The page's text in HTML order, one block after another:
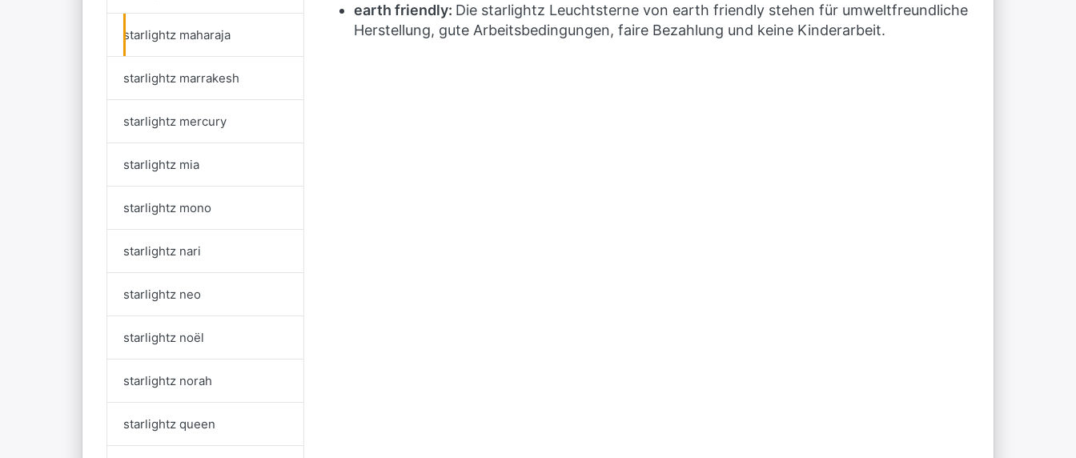
starlightz maharaja
starlightz marrakesh
starlightz mercury
starlightz mia
starlightz mono
starlightz nari
starlightz neo
starlightz noël
starlightz norah
starlightz queen
earth friendly: Die starlightz Leuchtsterne von earth friendly stehen für umweltfreundliche
Herstellung, gute Arbeitsbedingungen, faire Bezahlung und keine Kinderarbeit.